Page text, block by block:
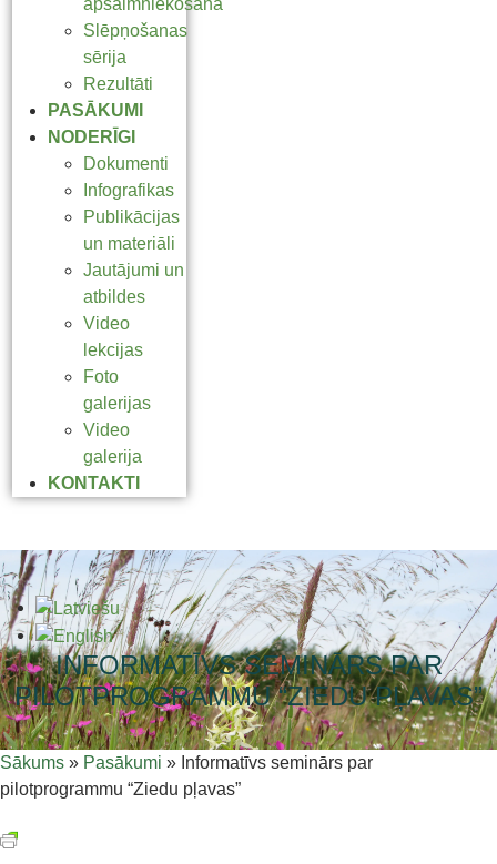
apsaimniekošana
Slēpņošanas
sērija
Rezultāti
PASĀKUMI
NODERĪGI
Dokumenti
Infografikas
Publikācijas
un materiāli
Jautājumi un
atbildes
Video
lekcijas
Foto
galerijas
Video
galerija
KONTAKTI
INFORMATĪVS SEMINĀRS PAR
PILOTPROGRAMMU “ZIEDU PĻAVAS”
Sākums » Pasākumi » Informatīvs seminārs par
pilotprogrammu “Ziedu pļavas”